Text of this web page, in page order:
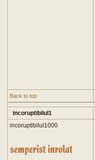
Back to top
incoruptibilul1
incoruptibilul1000